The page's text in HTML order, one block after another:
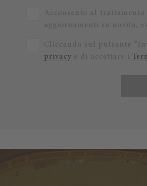
Acconsento al
aggiornamenti su novità,
Cliccando sul pulsante
privacy e di accettare i